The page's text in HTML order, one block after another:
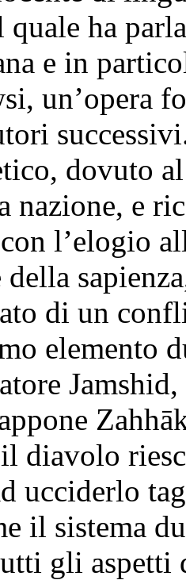
quale ha
e in
un’opera
dovuto
nazione, e
l’elogio
della
di un
elemento
diavolo
ucciderlo
il sistema
gli aspetti